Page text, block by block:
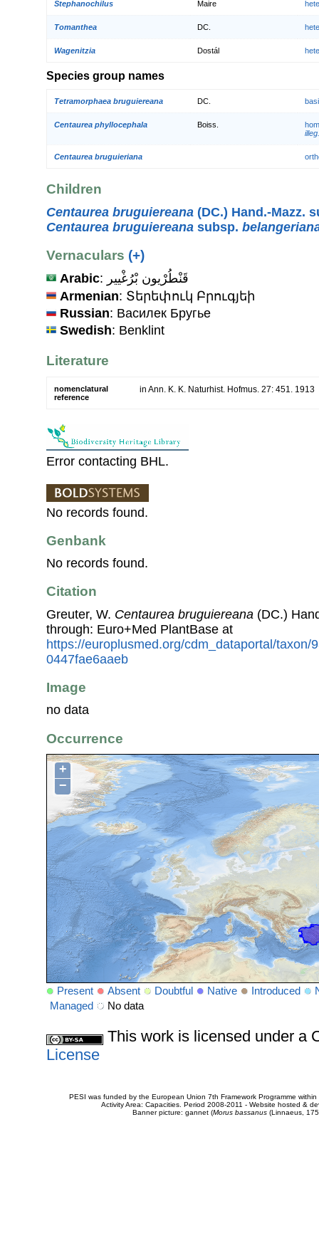
Stephanochilus Maire
Tomanthea DC.
Wagenitzia Dostál
Species group names
Tetramorphaea bruguiereana DC.
Centaurea phyllocephala Boiss.
illeg.
Centaurea bruguieriana
Children
Centaurea bruguiereana (DC.) Hand.-Mazz.
Centaurea bruguiereana subsp.
Vernaculars (+)
Arabic
: قَنْطُرْيون بْرُغْيير
Armenian: Տերեփուկ Բրուգյեի
Russian: Василек Бругье
Swedish: Benklint
Literature
nomenclatural
reference
in Ann. K. K. Naturhist. Hofmus. 27: 451. 1913
Error contacting BHL.
No records found.
Genbank
No records found.
Citation
Greuter, W. Centaurea bruguiereana (DC.)
through: Euro+Med PlantBase at
https://europlusmed.org/cdm_dataportal/taxon/
0447fae6aaeb
Image
no data
Occurrence
+
−
Present Absent Doubtful Native Introduced
Managed
No data
This work is licensed under a
License
PESI was funded by the European Union 7th Framework Programme
Activity Area: Capacities. Period 2008-2011 - Website hosted &
Banner picture: gannet (Morus bassanus(Linnaeus,